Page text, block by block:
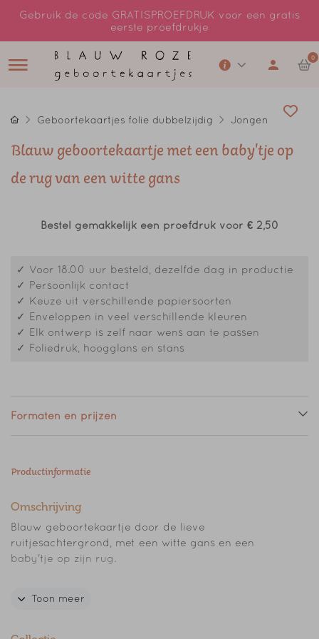
Gebruik de code GRATISPROEFDRUK voor een gratis
eerste proefdrukje
0
Geboortekaartjes folie dubbelzijdig Jongen
Blauw geboortekaartje met een baby'tje op
de rug van een witte gans
Bestel gemakkelijk een proefdruk voor € 2,50
✓ Voor 18.00 uur besteld, dezelfde dag in productie
✓ Persoonlijk contact
✓ Keuze uit verschillende papiersoorten
✓ Enveloppen in veel verschillende kleuren
✓ Elk ontwerp is zelf naar wens aan te passen
✓ Foliedruk, hoogglans en stans
Formaten en prijzen
Productinformatie
Omschrijving
Blauw geboortekaartje door de lieve
ruitjesachtergrond, met een witte gans en een
baby'tje op zijn rug.
liever in een ander formaat, stuur dan gerust een
Toon meer